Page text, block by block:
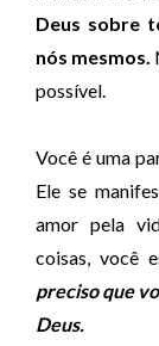
d
e
á
d
i
o
Deus sobre
nós mesmos.
possível.
Você é uma
Ele se
amor pela
coisas, você
preciso que
Deus.